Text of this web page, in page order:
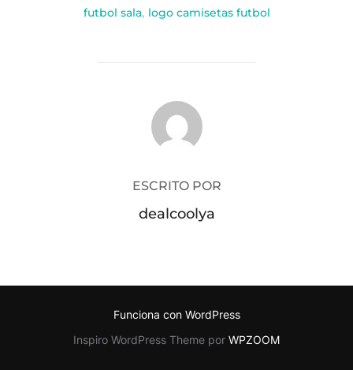
futbol sala, logo camisetas futbol
AUTOR DE LA PUBLICACIÓN
ESCRITO POR
dealcoolya
Funciona con WordPress
Inspiro WordPress Theme por WPZOOM